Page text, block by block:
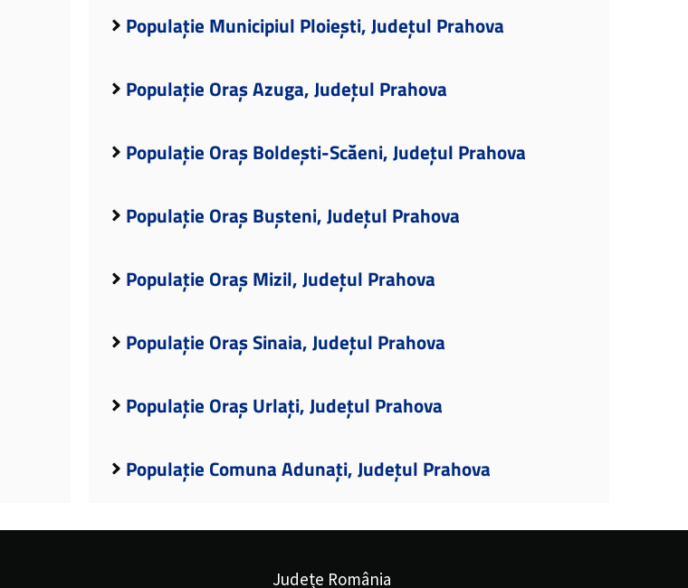
Populație Municipiul Ploiești, Județul Prahova
Populație Oraș Azuga, Județul Prahova
Populație Oraș Boldești-Scăeni, Județul Prahova
Populație Oraș Bușteni, Județul Prahova
Populație Oraș Mizil, Județul Prahova
Populație Oraș Sinaia, Județul Prahova
Populație Oraș Urlați, Județul Prahova
Populație Comuna Adunați, Județul Prahova
Județe România